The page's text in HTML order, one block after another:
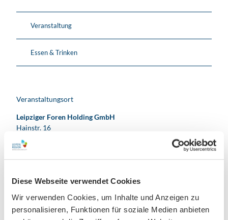
Diese Webseite verwendet Cookies
Wir verwenden Cookies, um Inhalte und Anzeigen zu
personalisieren, Funktionen für soziale Medien anbieten
Veranstaltung
Essen & Trinken
Veranstaltungsort
Leipziger Foren Holding GmbH
Hainstr. 16
04109
kontakt@lfgruppe.de
Anreise mit dem Auto
Anreise mit öffentlichen Verkehrsmitteln